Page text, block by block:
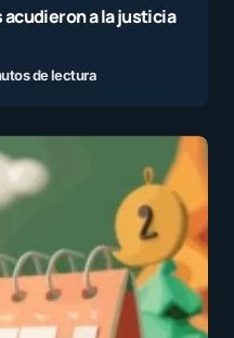
a la justicia
de lectura